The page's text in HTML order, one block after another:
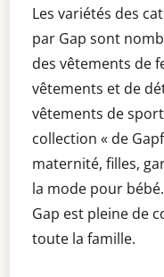
Les variétés des
par Gap sont
des vêtements de
vêtements et de
vêtements de
collection « de
maternité, filles,
la mode pour
Gap est pleine de
toute la famille.